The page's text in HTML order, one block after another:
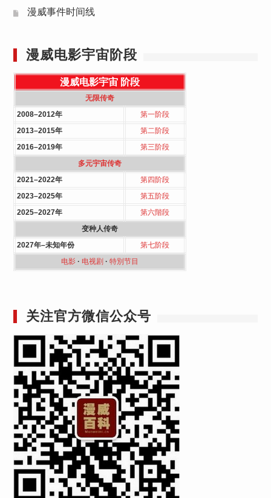
漫威事件时间线
漫威电影宇宙阶段
漫威电影宇宙 阶段
无限传奇
2008–2012年
第一阶段
2013–2015年
第二阶段
2016–2019年
第三阶段
多元宇宙传奇
2021–2022年
第四阶段
2023–2025年
第五阶段
2025–2027年
第六階段
变种人传奇
2027年–未知年份
第七阶段
电影· 电视剧 · 特別节目
关注官方微信公众号